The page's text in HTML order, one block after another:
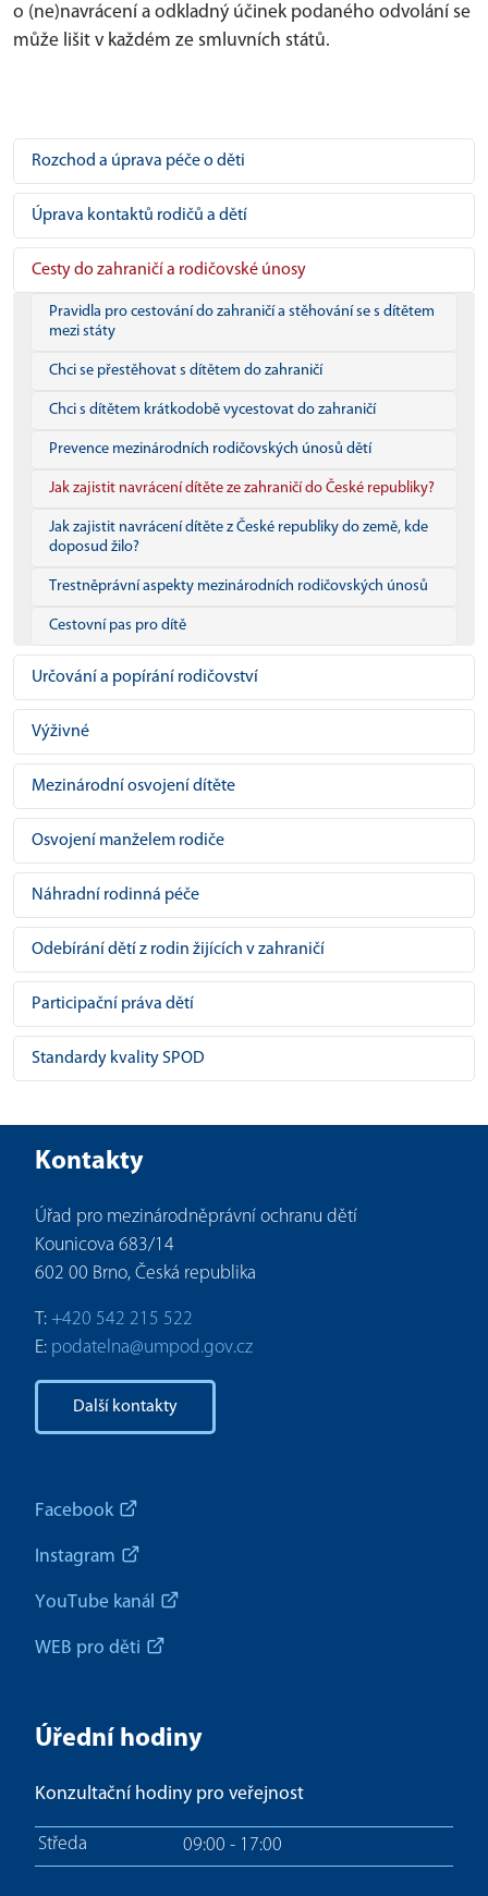
o (ne)navrácení a odkladný účinek podaného odvolání se
může lišit v každém ze smluvních států.
Rozchod a úprava péče o děti
Úprava kontaktů rodičů a dětí
Cesty do zahraničí a rodičovské únosy
Pravidla pro cestování do zahraničí a stěhování se s dítětem
mezi státy
Chci se přestěhovat s dítětem do zahraničí
Chci s dítětem krátkodobě vycestovat do zahraničí
Prevence mezinárodních rodičovských únosů dětí
Jak zajistit navrácení dítěte ze zahraničí do České republiky?
Jak zajistit navrácení dítěte z České republiky do země, kde
doposud žilo?
Trestněprávní aspekty mezinárodních rodičovských únosů
Cestovní pas pro dítě
Určování a popírání rodičovství
Výživné
Mezinárodní osvojení dítěte
Osvojení manželem rodiče
Náhradní rodinná péče
Odebírání dětí z rodin žijících v zahraničí
Participační práva dětí
Standardy kvality SPOD
Kontakty
Úřad pro mezinárodněprávní ochranu dětí
Kounicova 683/14
602 00 Brno, Česká republika
T: +420 542 215 522
E: podatelna@umpod.gov.cz
Další kontakty
Facebook
Instagram
YouTube kanál
WEB pro děti
Úřední hodiny
Konzultační hodiny pro veřejnost
Středa 09:00 - 17:00